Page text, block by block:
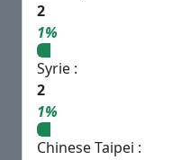
2
1%
Syrie :
2
1%
Chinese Taipei :